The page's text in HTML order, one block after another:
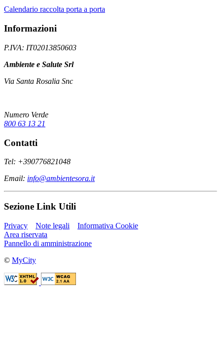
Calendario raccolta porta a porta
Informazioni
P.IVA: IT02013850603
Ambiente e Salute Srl
Via Santa Rosalia Snc
Numero Verde
800 63 13 21
Contatti
Tel: +390776821048
Email: info@ambientesora.it
Sezione Link Utili
Privacy Note legali
Informativa Cookie
Area riservata
Pannello di amministrazione
© MyCity